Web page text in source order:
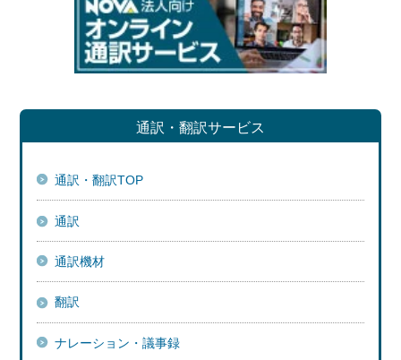
通訳・翻訳サービス
通訳・翻訳TOP
通訳
通訳機材
翻訳
ナレーション・議事録